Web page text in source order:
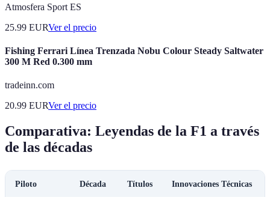
Atmosfera Sport ES
25.99 EURVer el precio
Fishing Ferrari Línea Trenzada Nobu Colour Steady Saltwater
300 M Red 0.300 mm
tradeinn.com
20.99 EURVer el precio
Comparativa: Leyendas de la F1 a través
de las décadas
Piloto Década Títulos Innovaciones Técnicas